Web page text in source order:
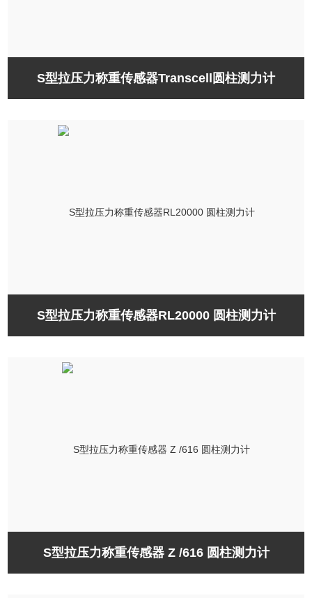
S型拉压力称重传感器Transcell圆柱测力计
S型拉压力称重传感器RL20000 圆柱测力计
S型拉压力称重传感器 Z /616 圆柱测力计